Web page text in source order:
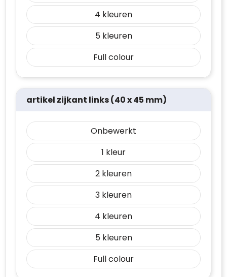
4
5
Full colour
artikel zijkant links (40 x 45 mm)
Onbewerkt
1
2
3
4
5
Full colour